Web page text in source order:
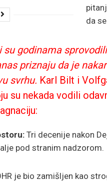
da
su godinama
priznaju da je
svrhu. Karl Bilt i
su nekada vodili
Tri decenije nakon
pod stranim nadzorom.
je bio zamišljen kao